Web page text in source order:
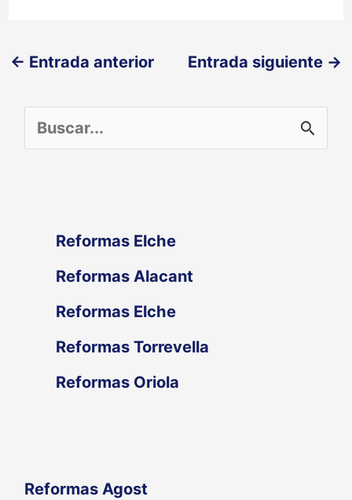
← Entrada anterior Entrada siguiente →
Reformas Elche
Reformas Alacant
Reformas Elche
Reformas Torrevella
Reformas Oriola
Reformas Agost